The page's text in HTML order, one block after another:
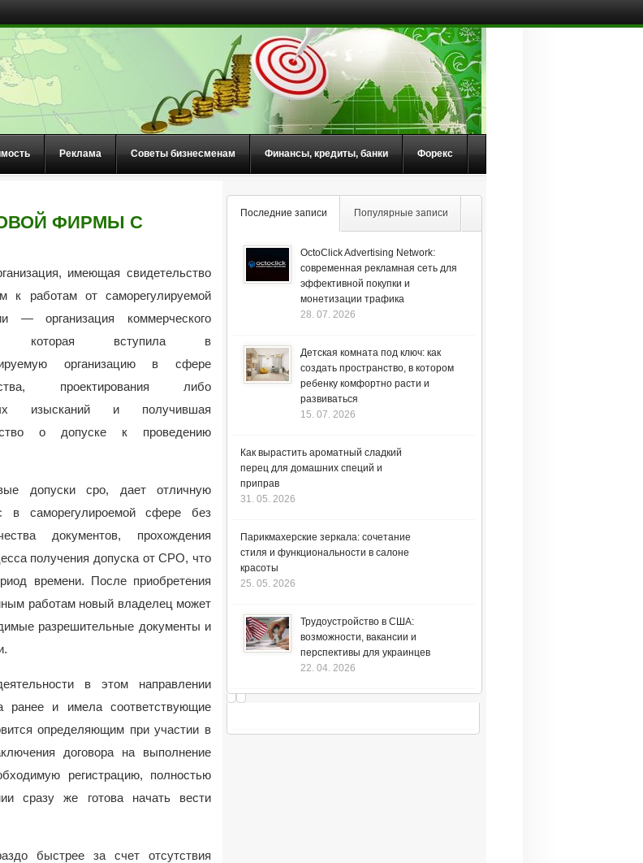
Реклама Советы бизнесменам Финансы, кредиты, банки Форекс
ФИРМЫ С
имеющая свидетельство
к работам от саморегулируемой
— организация коммерческого
которая вступила в
организацию в сфере
проектирования либо
изысканий и получившая
о допуске к проведению
допуски сро, дает отличную
в саморегулироемой сфере без
документов, прохождения
получения допуска от СРО, что
времени. После приобретения
работам новый владелец может
разрешительные документы и
в этом направлении
ранее и имела соответствующие
определяющим при участии в
договора на выполнение
регистрацию, полностью
сразу же готова начать вести
быстрее за счет отсутствия
Последние записи Популярные записи
OctoClick Advertising Network:
современная рекламная сеть для
эффективной покупки и
монетизации трафика
28. 07. 2026
Детская комната под ключ: как
создать пространство, в котором
ребенку комфортно расти и
развиваться
15. 07. 2026
Как вырастить ароматный сладкий
перец для домашних специй и
приправ
31. 05. 2026
Парикмахерские зеркала: сочетание
стиля и функциональности в салоне
красоты
25. 05. 2026
Трудоустройство в США:
возможности, вакансии и
перспективы для украинцев
22. 04. 2026